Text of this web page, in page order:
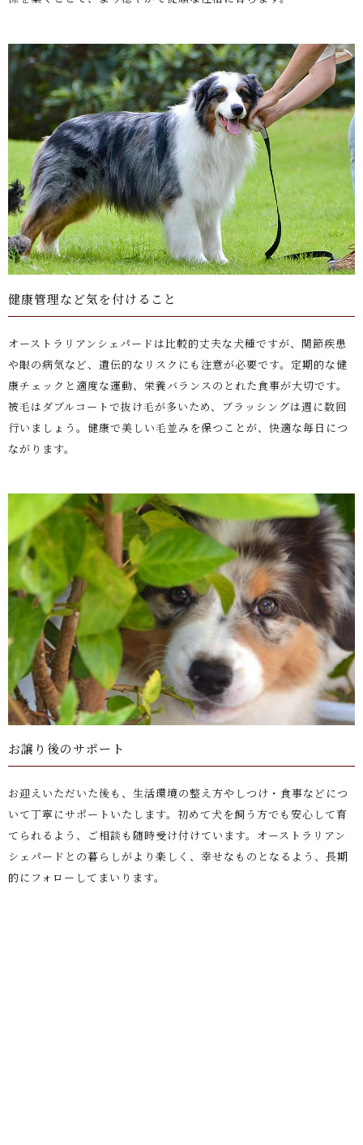
健康管理など気を付けること
オーストラリアンシェパードは比較的丈夫な犬種ですが、関節疾患
や眼の病気など、遺伝的なリスクにも注意が必要です。定期的な健
康チェックと適度な運動、栄養バランスのとれた食事が大切です。
被毛はダブルコートで抜け毛が多いため、ブラッシングは週に数回
行いましょう。健康で美しい毛並みを保つことが、快適な毎日につ
ながります。
お譲り後のサポート
お迎えいただいた後も、生活環境の整え方やしつけ・食事などにつ
いて丁寧にサポートいたします。初めて犬を飼う方でも安心して育
てられるよう、ご相談も随時受け付けています。オーストラリアン
シェパードとの暮らしがより楽しく、幸せなものとなるよう、長期
的にフォローしてまいります。